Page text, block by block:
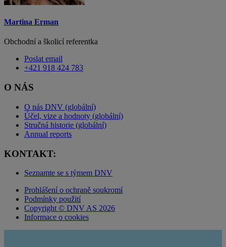
Martina Erman
Obchodní a školicí referentka
Poslat email
+421 918 424 783
O NÁS
O nás DNV (globální)
Účel, vize a hodnoty (globální)
Stručná historie (globální)
Annual reports
KONTAKT:
Seznamte se s týmem DNV
Prohlášení o ochraně soukromí
Podmínky použití
Copyright © DNV AS 2026
Informace o cookies